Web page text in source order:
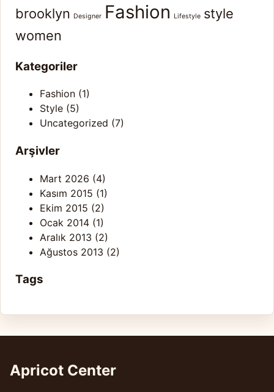
brooklyn Designer Fashion Lifestyle style
women
Kategoriler
Fashion (1)
Style (5)
Uncategorized (7)
Arşivler
Mart 2026 (4)
Kasım 2015 (1)
Ekim 2015 (2)
Ocak 2014 (1)
Aralık 2013 (2)
Ağustos 2013 (2)
Tags
Apricot Center